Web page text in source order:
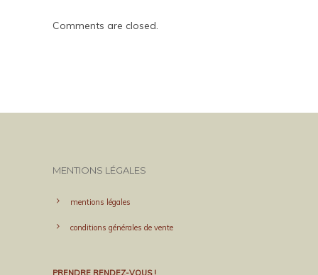
Comments are closed.
MENTIONS LÉGALES
mentions légales
conditions générales de vente
PRENDRE RENDEZ-VOUS !